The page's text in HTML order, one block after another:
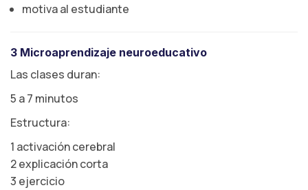
motiva al estudiante
3 Microaprendizaje neuroeducativo
Las clases duran:
5 a 7 minutos
Estructura:
1 activación cerebral
2 explicación corta
3 ejercicio